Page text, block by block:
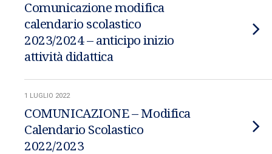
Comunicazione modifica
calendario scolastico
2023/2024 – anticipo inizio
attività didattica
1 LUGLIO 2022
COMUNICAZIONE – Modifica
Calendario Scolastico
2022/2023